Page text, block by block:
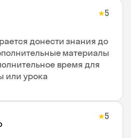
★5
донести знания до
материалы
время для
или урока
★5